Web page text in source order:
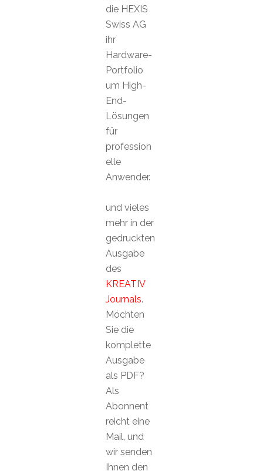
die HEXIS
Swiss AG
ihr
Hardware-
Portfolio
um High-
End-
Lösungen
für
profession
elle
Anwender.
und vieles
mehr in der
gedruckten
Ausgabe
des
KREATIV
Journals.
Möchten
Sie die
komplette
Ausgabe
als PDF?
Als
Abonnent
reicht eine
Mail, und
wir senden
Ihnen den